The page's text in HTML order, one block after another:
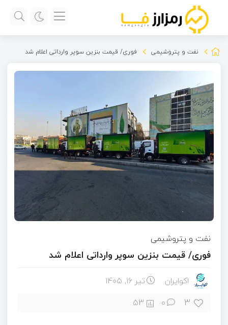
نفت و پتروشیمی فوری/ قیمت بنزین سوپر وارداتی اعلام شد
نفت و پتروشیمی
فوری/ قیمت بنزین سوپر وارداتی اعلام شد
اکوایران تیر ۱۶, ۱۴۰۵
3
0
53